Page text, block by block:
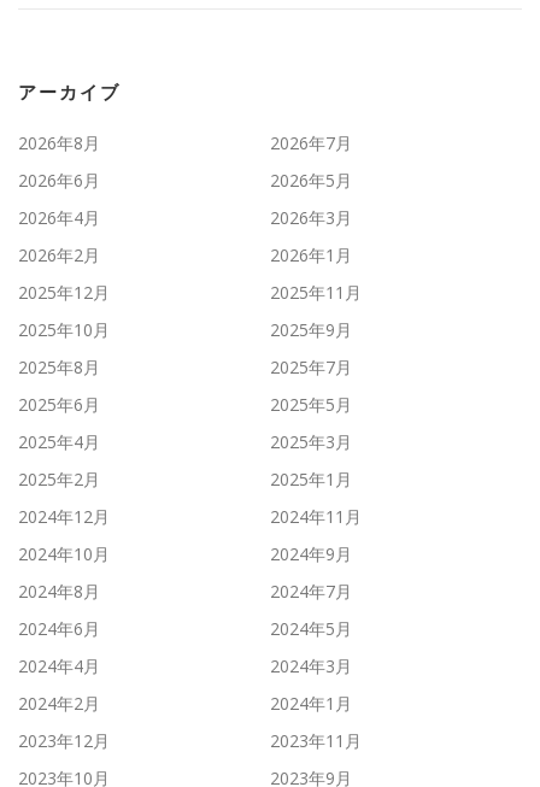
アーカイブ
2026年8月
2026年7月
2026年6月
2026年5月
2026年4月
2026年3月
2026年2月
2026年1月
2025年12月
2025年11月
2025年10月
2025年9月
2025年8月
2025年7月
2025年6月
2025年5月
2025年4月
2025年3月
2025年2月
2025年1月
2024年12月
2024年11月
2024年10月
2024年9月
2024年8月
2024年7月
2024年6月
2024年5月
2024年4月
2024年3月
2024年2月
2024年1月
2023年12月
2023年11月
2023年10月
2023年9月